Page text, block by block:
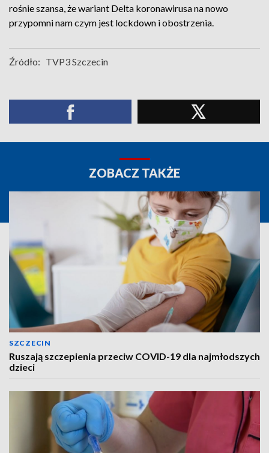
rośnie szansa, że wariant Delta koronawirusa na nowo
przypomni nam czym jest lockdown i obostrzenia.
Źródło: TVP3 Szczecin
ZOBACZ TAKŻE
SZCZECIN
Ruszają szczepienia przeciw COVID-19 dla najmłodszych
dzieci